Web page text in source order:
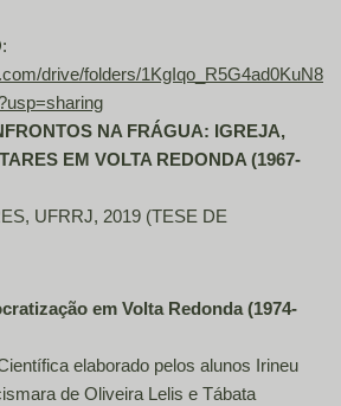
:
drive/folders/1KgIqo_R5G4ad0KuN8
NA FRÁGUA: IGREJA,
EM VOLTA REDONDA (1967-
UFRRJ, 2019 (TESE DE
em Volta Redonda (1974-
elaborado pelos alunos Irineu
de Oliveira Lelis e Tábata